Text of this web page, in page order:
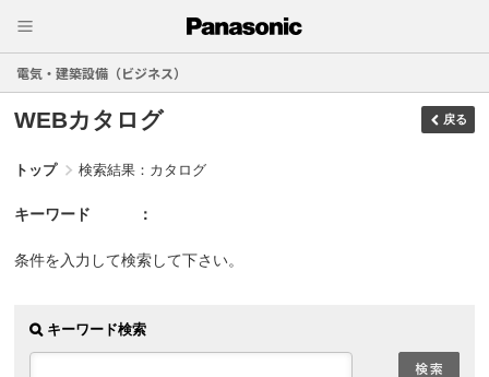
電気・建築設備（ビジネス）
WEBカタログ 戻る
トップ 検索結果：カタログ
キーワード
条件を入力して検索して下さい。
キーワード検索